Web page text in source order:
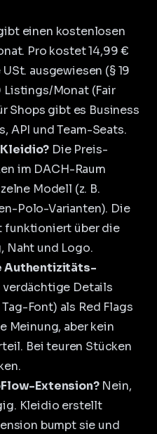
einen kostenlosen
Pro kostet 14,99 €
ausgewiesen (§ 19
Monat (Fair
Shops gibt es Business
API und Team-Seats.
Die Preis-
im DACH-Raum
Modell (z. B.
Polo-Varianten). Die
funktioniert über die
Naht und Logo.
Authentizitäts-
Details
Font) als Red Flags
Meinung, aber kein
Bei teuren Stücken
Extension?Nein,
Kleidio erstellt
bumpt sie und